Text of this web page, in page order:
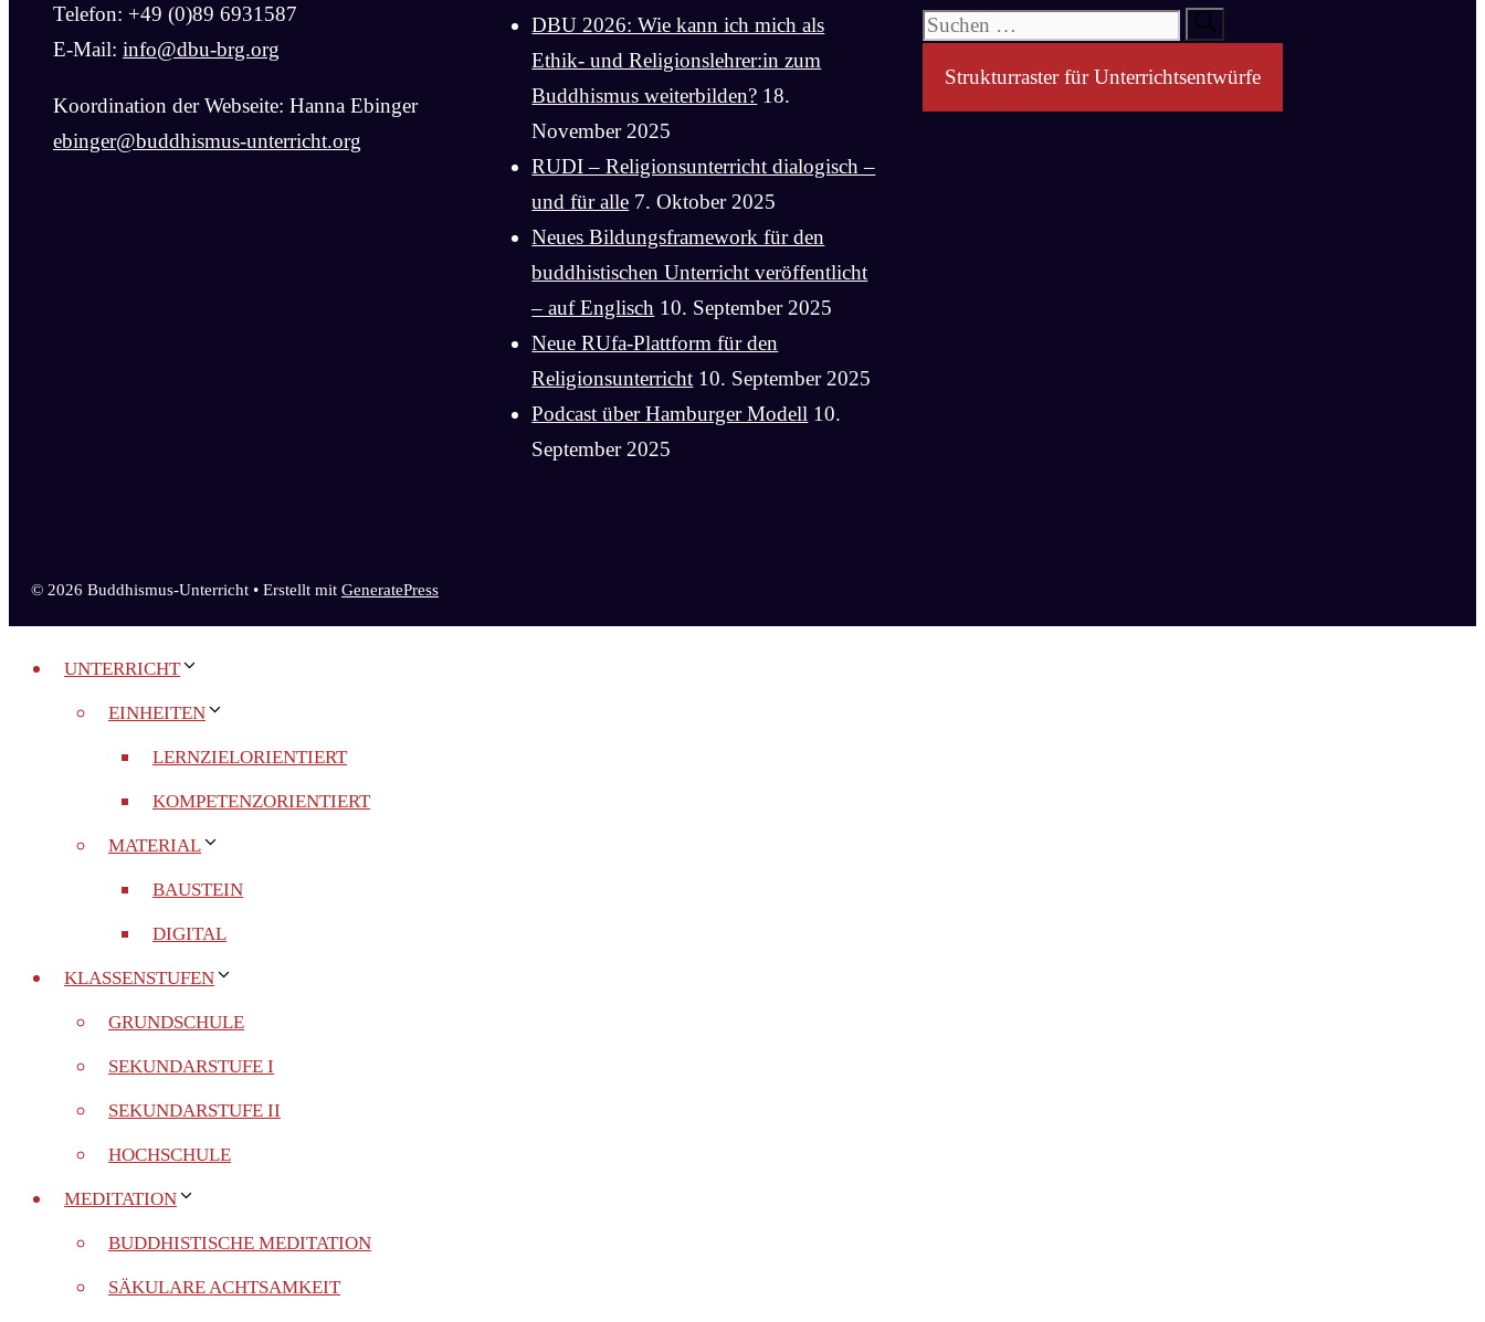
Telefon: +49 (0)89 6931587
E-Mail: info@dbu-brg.org
Koordination der Webseite: Hanna Ebinger
ebinger@buddhismus-unterricht.org
DBU 2026: Wie kann ich mich als
Ethik- und Religionslehrer:in zum
Buddhismus weiterbilden? 18.
November 2025
RUDI – Religionsunterricht dialogisch –
und für alle 7. Oktober 2025
Neues Bildungsframework für den
buddhistischen Unterricht veröffentlicht
– auf Englisch 10. September 2025
Neue RUfa-Plattform für den
Religionsunterricht 10. September 2025
Podcast über Hamburger Modell 10.
September 2025
Suchen
Strukturraster für Unterrichtsentwürfe
© 2026 Buddhismus-Unterricht • Erstellt mit GeneratePress
UNTERRICHT
EINHEITEN
LERNZIELORIENTIERT
KOMPETENZORIENTIERT
MATERIAL
BAUSTEIN
DIGITAL
KLASSENSTUFEN
GRUNDSCHULE
SEKUNDARSTUFE I
SEKUNDARSTUFE II
HOCHSCHULE
MEDITATION
BUDDHISTISCHE MEDITATION
SÄKULARE ACHTSAMKEIT